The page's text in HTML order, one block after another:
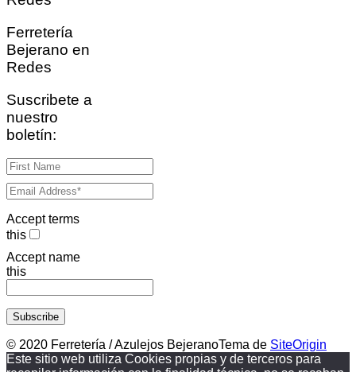
Ferretería
Bejerano en
Redes
Suscribete a
nuestro
boletín:
Accept terms
this
Accept name
this
© 2020 Ferretería / Azulejos BejeranoTema de SiteOrigin
Este sitio web utiliza Cookies propias y de terceros para